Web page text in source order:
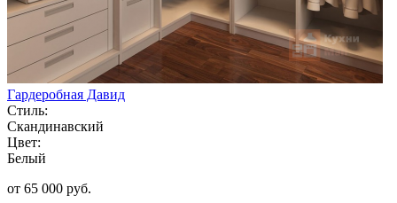
Гардеробная Давид
Стиль:
Скандинавский
Цвет:
Белый
от 65 000 руб.